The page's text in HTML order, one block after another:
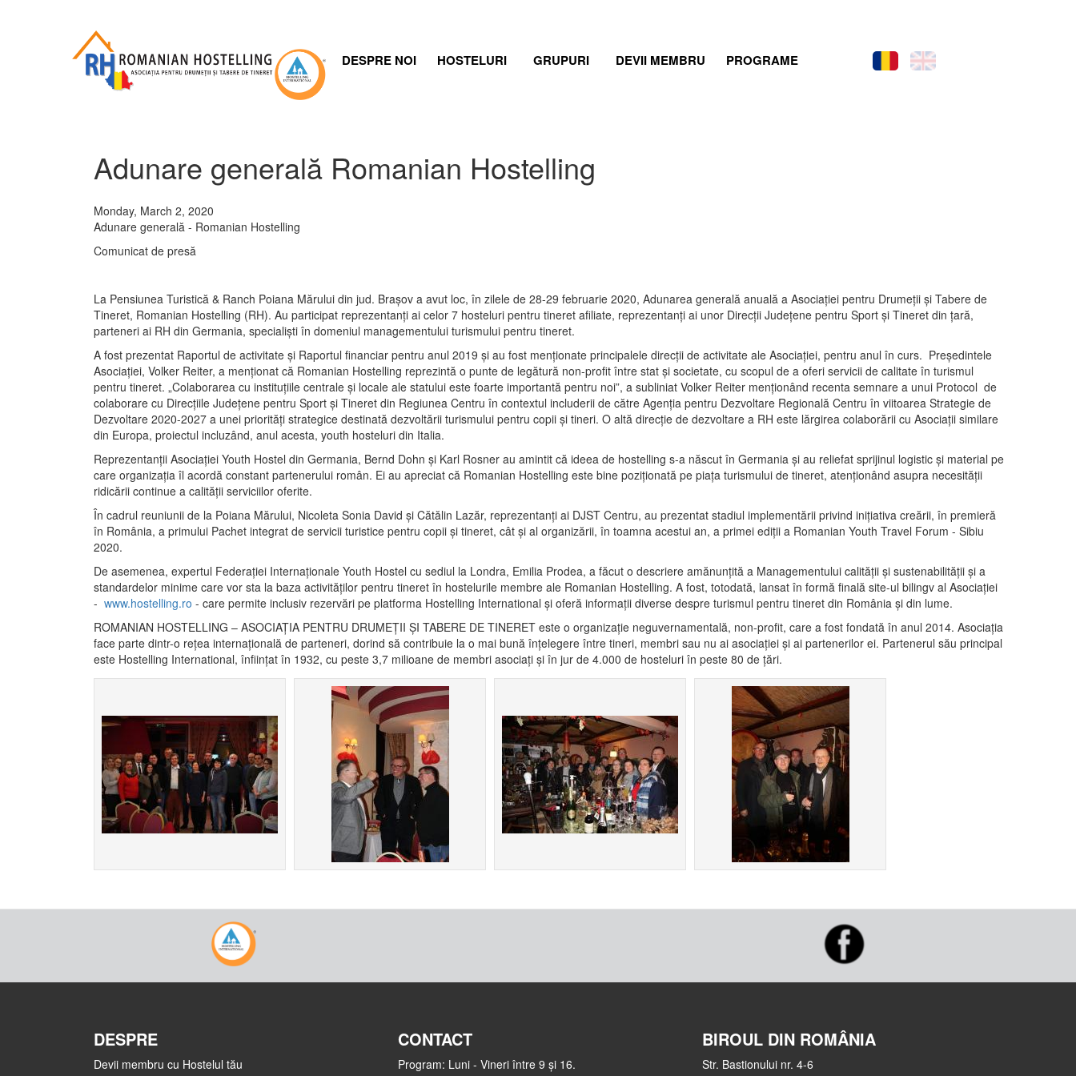
DESPRE NOI HOSTELURI GRUPURI DEVII MEMBRU PROGRAME
Adunare generală Romanian Hostelling
Monday, March 2, 2020
Adunare generală - Romanian Hostelling
Comunicat de presă
La Pensiunea Turistică & Ranch Poiana Mărului din jud. Brașov a avut loc, în zilele de 28-29 februarie 2020, Adunarea generală anuală a Asociației pentru Drumeții și Tabere de
Tineret, Romanian Hostelling (RH). Au participat reprezentanți ai celor 7 hosteluri pentru tineret afiliate, reprezentanți ai unor Direcții Județene pentru Sport și Tineret din țară,
parteneri ai RH din Germania, specialiști în domeniul managementului turismului pentru tineret.
A fost prezentat Raportul de activitate și Raportul financiar pentru anul 2019 și au fost menționate principalele direcții de activitate ale Asociației, pentru anul în curs. Președintele
Asociației, Volker Reiter, a menționat că Romanian Hostelling reprezintă o punte de legătură non-profit între stat și societate, cu scopul de a oferi servicii de calitate în turismul
pentru tineret. „Colaborarea cu instituțiile centrale și locale ale statului este foarte importantă pentru noi”, a subliniat Volker Reiter menționând recenta semnare a unui Protocol de
colaborare cu Direcțiile Județene pentru Sport și Tineret din Regiunea Centru în contextul includerii de către Agenția pentru Dezvoltare Regională Centru în viitoarea Strategie de
Dezvoltare 2020-2027 a unei priorități strategice destinată dezvoltării turismului pentru copii și tineri. O altă direcție de dezvoltare a RH este lărgirea colaborării cu Asociații similare
din Europa, proiectul incluzând, anul acesta, youth hosteluri din Italia.
Reprezentanții Asociației Youth Hostel din Germania, Bernd Dohn și Karl Rosner au amintit că ideea de hostelling s-a născut în Germania și au reliefat sprijinul logistic și material pe
care organizația îl acordă constant partenerului român. Ei au apreciat că Romanian Hostelling este bine poziționată pe piața turismului de tineret, atenționând asupra necesității
ridicării continue a calității serviciilor oferite.
În cadrul reuniunii de la Poiana Mărului, Nicoleta Sonia David și Cătălin Lazăr, reprezentanți ai DJST Centru, au prezentat stadiul implementării privind inițiativa creării, în premieră
în România, a primului Pachet integrat de servicii turistice pentru copii și tineret, cât și al organizării, în toamna acestui an, a primei ediții a Romanian Youth Travel Forum - Sibiu
2020.
De asemenea, expertul Federației Internaționale Youth Hostel cu sediul la Londra, Emilia Prodea, a făcut o descriere amănunțită a Managementului calității și sustenabilității și a
standardelor minime care vor sta la baza activităților pentru tineret în hostelurile membre ale Romanian Hostelling. A fost, totodată, lansat în formă finală site-ul bilingv al Asociației
- www.hostelling.ro - care permite inclusiv rezervări pe platforma Hostelling International și oferă informații diverse despre turismul pentru tineret din România și din lume.
ROMANIAN HOSTELLING – ASOCIAŢIA PENTRU DRUMEŢII ŞI TABERE DE TINERET este o organizație neguvernamentală, non-profit, care a fost fondată în anul 2014. Asociația
face parte dintr-o reţea internaţională de parteneri, dorind să contribuie la o mai bună înţelegere între tineri, membri sau nu ai asociaţiei şi ai partenerilor ei. Partenerul său principal
este Hostelling International, înființat în 1932, cu peste 3,7 milioane de membri asociaţi și în jur de 4.000 de hosteluri în peste 80 de țări.
DESPRE
Devii membru cu Hostelul tău
CONTACT
Program: Luni - Vineri între 9 și 16.
BIROUL DIN ROMÂNIA
Str. Bastionului nr. 4-6